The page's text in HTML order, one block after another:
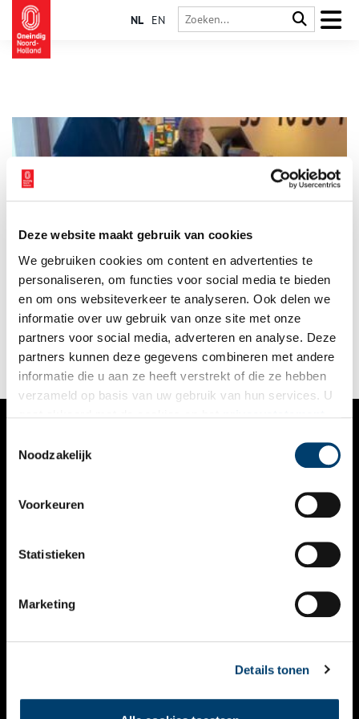
Deze website maakt gebruik van cookies
We gebruiken cookies om content en advertenties te
personaliseren, om functies voor social media te bieden
en om ons websiteverkeer te analyseren. Ook delen we
informatie over uw gebruik van onze site met onze
partners voor social media, adverteren en analyse. Deze
partners kunnen deze gegevens combineren met andere
informatie die u aan ze heeft verstrekt of die ze hebben
verzameld op basis van uw gebruik van hun services. U
Noodzakelijk
Voorkeuren
Statistieken
Marketing
Details tonen
NL EN
Vuurtorenmedewerker Salko de Wolf hield de teller al een
tijdje in de gaten en op woensdag 8 oktober was het dan
zover: de 75.000ste bezoeker van het jaar betrad de toren. Ze
kregen een tasje met leuke vuurtorenartikelen van hem.
1 min
VERHALEN
KALENDER
THEMA’S
VIDEO’S
CONTACT